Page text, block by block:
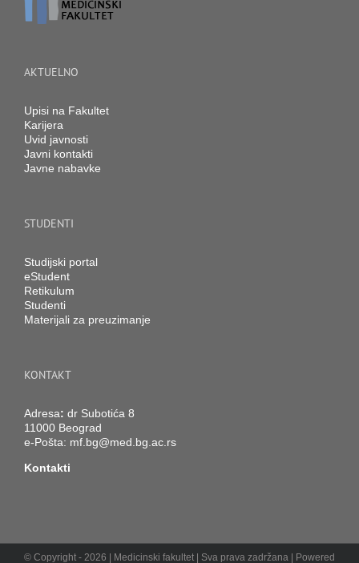
AKTUELNO
Upisi na Fakultet
Karijera
Uvid javnosti
Javni kontakti
Javne nabavke
STUDENTI
Studijski portal
eStudent
Retikulum
Studenti
Materijali za preuzimanje
KONTAKT
Adresa: dr Subotića 8
11000 Beograd
e-Pošta: mf.bg@med.bg.ac.rs
Kontakti
© Copyright - 2026 | Medicinski fakultet | Sva prava zadržana | Powered